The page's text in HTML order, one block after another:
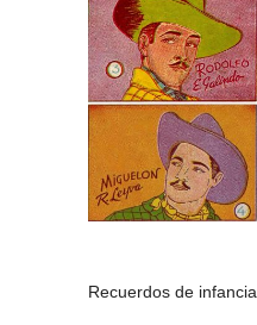
Recuerdos de infancia.